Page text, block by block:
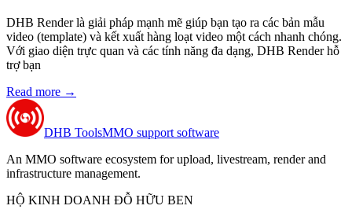
DHB Render là giải pháp mạnh mẽ giúp bạn tạo ra các bản mẫu
video (template) và kết xuất hàng loạt video một cách nhanh chóng.
Với giao diện trực quan và các tính năng đa dạng, DHB Render hỗ
trợ bạn
Read more →
DHB ToolsMMO support software
An MMO software ecosystem for upload, livestream, render and
infrastructure management.
HỘ KINH DOANH ĐỖ HỮU BEN